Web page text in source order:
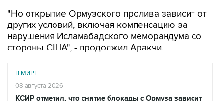
"Но открытие Ормузского пролива зависит от
других условий, включая компенсацию за
нарушения Исламабадского меморандума со
стороны США", - продолжил Аракчи.
В МИРЕ
08 августа 2026
КСИР отметил, что снятие блокады с Ормуза зависит